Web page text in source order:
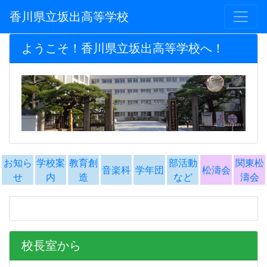
香川県立坂出高等学校
ようこそ！香川県立坂出高等学校へ！
お知ら
せ
学校案
内
教育創
造
音楽科 学年団
部活動
など
松濤会
関東松
濤会
校長室から